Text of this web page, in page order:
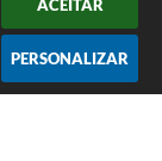
ACEITAR
PERSONALIZAR